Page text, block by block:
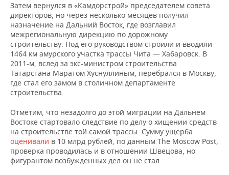
Затем вернулся в «Камдорстрой» председателем совета
директоров, но через несколько месяцев получил
назначение на Дальний Восток, где возглавил
межрегиональную дирекцию по дорожному
строительству. Под его руководством строили и вводили
1464 км амурского участка трассы Чита — Хабаровск. В
2011-м, вслед за экс-министром строительства
Татарстана Маратом Хуснуллиным, перебрался в Москву,
где стал его замом в столичном департаменте
строительства.
Отметим, что незадолго до этой миграции на Дальнем
Востоке стартовало следствие по делу о хищении средств
на строительстве той самой трассы. Сумму ущерба
оценивали в 10 млрд рублей, по данным The Moscow Post,
проверка проводилась и в отношении Швецова, но
фигурантом возбужденных дел он не стал.